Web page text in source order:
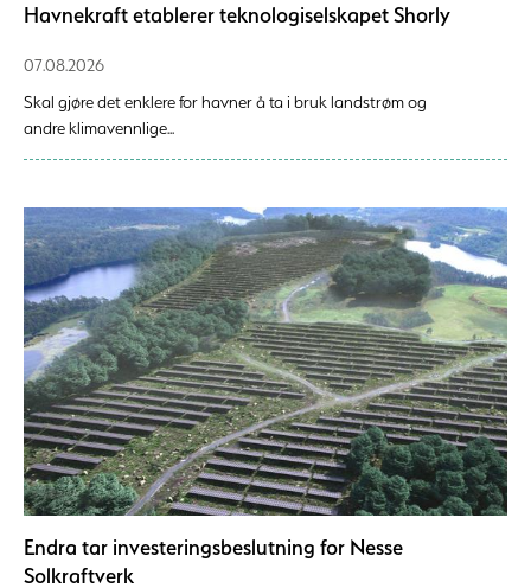
Havnekraft etablerer teknologiselskapet Shorly
07.08.2026
Skal gjøre det enklere for havner å ta i bruk landstrøm og
andre klimavennlige...
Endra tar investeringsbeslutning for Nesse
Solkraftverk